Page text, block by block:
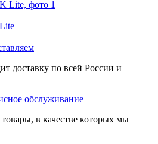
доставку по всей России и
обслуживание
в качестве которых мы